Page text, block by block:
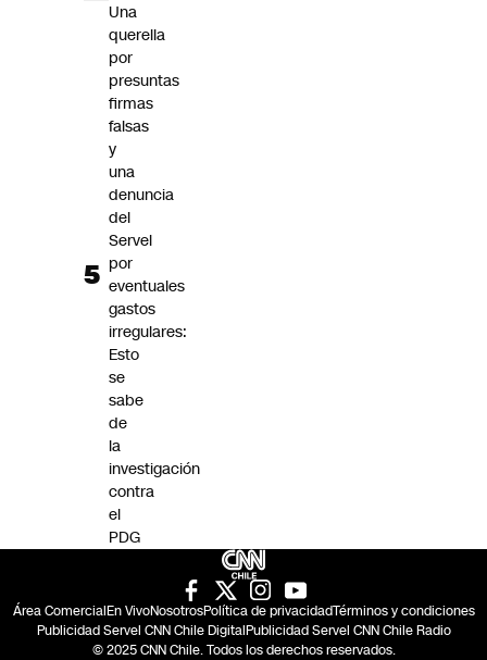
Una
querella
por
presuntas
firmas
falsas
y
una
denuncia
del
Servel
por
eventuales
gastos
irregulares:
Esto
se
sabe
de
la
investigación
contra
el
PDG
Área ComercialEn VivoNosotrosPolítica de privacidadTérminos y condiciones
Publicidad Servel CNN Chile DigitalPublicidad Servel CNN Chile Radio
© 2025 CNN Chile. Todos los derechos reservados.